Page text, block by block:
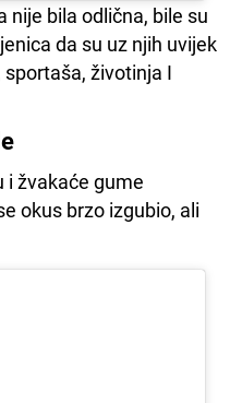
bila odlična, bile su
da su uz njih uvijek
životinja I
i žvakaće gume
okus brzo izgubio, ali